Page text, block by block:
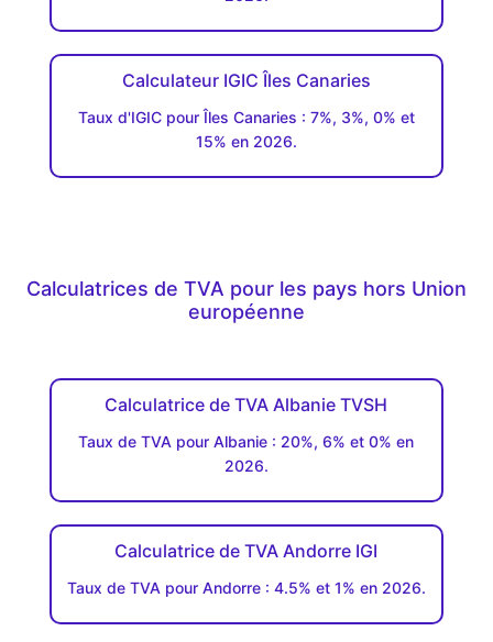
Calculateur IGIC Îles Canaries
Taux d'IGIC pour Îles Canaries : 7%, 3%, 0% et
15% en 2026.
Calculatrices de TVA pour les pays hors Union
européenne
Calculatrice de TVA Albanie TVSH
Taux de TVA pour Albanie : 20%, 6% et 0% en
2026.
Calculatrice de TVA Andorre IGI
Taux de TVA pour Andorre : 4.5% et 1% en 2026.